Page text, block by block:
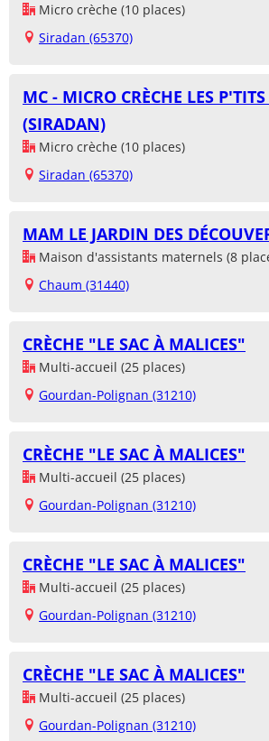
Micro crèche (10 places)
Siradan (65370)
MC - MICRO CRÈCHE LES
(SIRADAN)
Micro crèche (10 places)
Siradan (65370)
MAM LE JARDIN DES
Maison d'assistants maternels (8
Chaum (31440)
CRÈCHE "LE SAC À MALICES"
Multi-accueil (25 places)
Gourdan-Polignan (31210)
CRÈCHE "LE SAC À MALICES"
Multi-accueil (25 places)
Gourdan-Polignan (31210)
CRÈCHE "LE SAC À MALICES"
Multi-accueil (25 places)
Gourdan-Polignan (31210)
CRÈCHE "LE SAC À MALICES"
Multi-accueil (25 places)
Gourdan-Polignan (31210)